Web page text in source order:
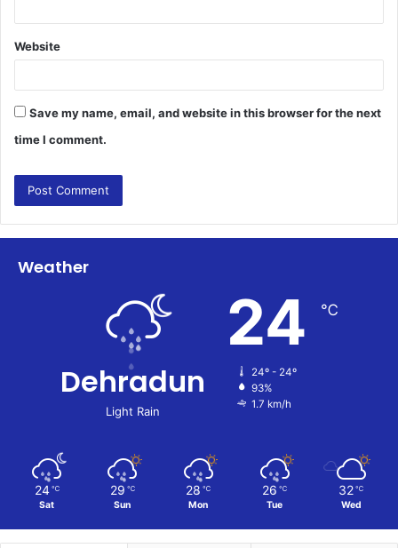
Website
Save my name, email, and website in this browser for the next
time I comment.
Weather
Dehradun
Light Rain
24 ℃
24º - 24º
93%
1.7 km/h
24 ℃
Sat
29 ℃
Sun
28 ℃
Mon
26 ℃
Tue
32 ℃
Wed